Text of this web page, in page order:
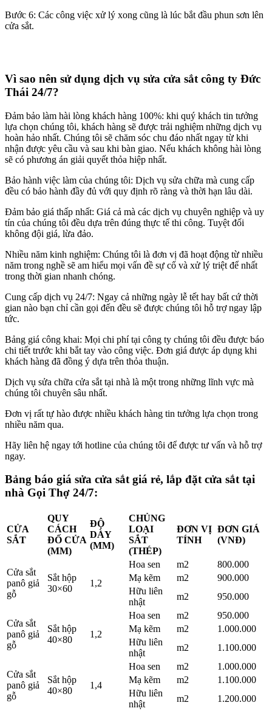
Bước 6: Các công việc xử lý xong cũng là lúc bắt đầu phun sơn lên
cửa sắt.
Vì sao nên sử dụng dịch vụ sửa cửa sắt công ty Đức
Thái 24/7?
Đảm bảo làm hài lòng khách hàng 100%: khi quý khách tin tưởng
lựa chọn chúng tôi, khách hàng sẽ được trải nghiệm những dịch vụ
hoàn hảo nhất. Chúng tôi sẽ chăm sóc chu đáo nhất ngay từ khi
nhận được yêu cầu và sau khi bàn giao. Nếu khách không hài lòng
sẽ có phương án giải quyết thỏa hiệp nhất.
Bảo hành việc làm của chúng tôi: Dịch vụ sửa chữa mà cung cấp
đều có bảo hành đầy đủ với quy định rõ ràng và thời hạn lâu dài.
Đảm bảo giá thấp nhất: Giá cả mà các dịch vụ chuyên nghiệp và uy
tín của chúng tôi đều dựa trên đúng thực tế thi công. Tuyệt đối
không đội giá, lừa đảo.
Nhiều năm kinh nghiệm: Chúng tôi là đơn vị đã hoạt động từ nhiều
năm trong nghề sẽ am hiểu mọi vấn đề sự cố và xử lý triệt để nhất
trong thời gian nhanh chóng.
Cung cấp dịch vụ 24/7: Ngay cả những ngày lễ tết hay bất cứ thời
gian nào bạn chỉ cần gọi đến đều sẽ được chúng tôi hỗ trợ ngay lập
tức.
Bảng giá công khai: Mọi chi phí tại công ty chúng tôi đều được báo
chi tiết trước khi bắt tay vào công việc. Đơn giá được áp dụng khi
khách hàng đã đồng ý dựa trên thỏa thuận.
Dịch vụ sửa chữa cửa sắt tại nhà là một trong những lĩnh vực mà
chúng tôi chuyên sâu nhất.
Đơn vị rất tự hào được nhiều khách hàng tin tưởng lựa chọn trong
nhiều năm qua.
Hãy liên hệ ngay tới hotline của chúng tôi để được tư vấn và hỗ trợ
ngay.
Bảng báo giá sửa cửa sắt giá rẻ, lắp đặt cửa sắt tại
nhà Gọi Thợ 24/7:
CỬA
SẮT
QUY
CÁCH
ĐỐ CỬA
(MM)
ĐỘ
DÀY
(MM)
CHỦNG
LOẠI
SẮT
(THÉP)
ĐƠN VỊ
TÍNH
ĐƠN GIÁ
(VNĐ)
Cửa sắt
panô giả
gỗ
Sắt hộp
30×60
1,2
Hoa sen m2
800.000
Mạ kẽm
m2
900.000
Hữu liên
nhật
m2 950.000
Cửa sắt
panô giả
gỗ
Sắt hộp
40×80
1,2
Hoa sen m2
950.000
Mạ kẽm
m2
1.000.000
Hữu liên
nhật
m2 1.100.000
Cửa sắt
panô giả
gỗ
Sắt hộp
40×80
1,4
Hoa sen m2
1.000.000
Mạ kẽm
m2
1.100.000
Hữu liên
nhật
m2 1.200.000